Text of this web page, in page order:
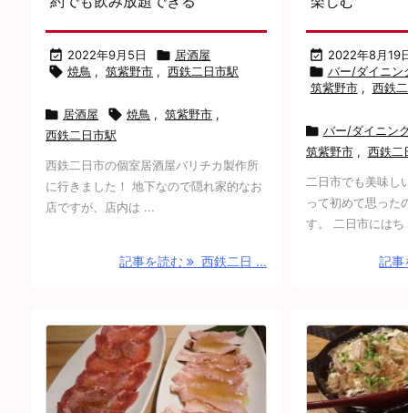
 2022年9月5日  居酒屋
 焼鳥 , 筑紫野市 , 西鉄二日市駅
 居酒屋  焼鳥 , 筑紫野市 ,
西鉄二日市駅
西鉄二日市の個室居酒屋バリチカ製作所
に行きました！ 地下なので隠れ家的なお
店ですが、店内は ...
記事を読む 西鉄二日 ...
 2022年8月19
 バー/ダイニン
筑紫野市 , 西鉄
 バー/ダイニン
筑紫野市 , 西鉄二
二日市でも美味し
って初めて思った
す。 二日市にはち
記